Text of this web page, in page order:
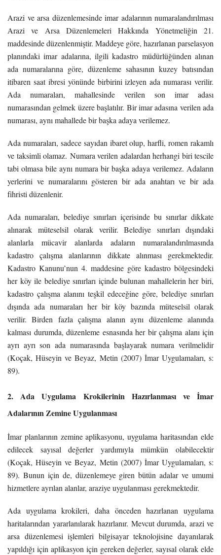
Arazi ve arsa düzenlemesinde imar adalarının numaralandırılması
Arazi ve Arsa Düzenlemeleri Hakkında Yönetmeliğin 21.
maddesinde düzenlenmiştir. Maddeye göre, hazırlanan parselasyon
planındaki imar adalarına, ilgili kadastro müdürlüğünden alınan
ada numaralarına göre, düzenleme sahasının kuzey batısından
itibaren saat ibresi yönünde birbirini izleyen ada numarası verilir.
Ada numaraları, mahallesinde verilen son imar adası
numarasından gelmek üzere başlatılır. Bir imar adasına verilen ada
numarası, aynı mahallede bir başka adaya verilemez.
Ada numaraları, sadece sayıdan ibaret olup, harfli, romen rakamlı
ve taksimli olamaz. Numara verilen adalardan herhangi biri tescile
tabi olmasa bile aynı numara bir başka adaya verilemez. Adaların
yerlerini ve numaralarını gösteren bir ada anahtarı ve bir ada
fihristi düzenlenir.
Ada numaraları, belediye sınırları içerisinde bu sınırlar dikkate
alınarak müteselsil olarak verilir. Belediye sınırları dışındaki
alanlarla mücavir alanlarda adaların numaralandırılmasında
kadastro çalışma alanlarının dikkate alınması gerekmektedir.
Kadastro Kanunu’nun 4. maddesine göre kadastro bölgesindeki
her köy ile belediye sınırları içinde bulunan mahallelerin her biri,
kadastro çalışma alanını teşkil edeceğine göre, belediye sınırları
dışında ada numaraları her bir köy bazında müteselsil olarak
verilir. Birden fazla çalışma alanın aynı düzenleme alanında
kalması durumda, düzenleme esnasında her bir çalışma alanı için
ayrı ayrı son ada numarasında başlayarak numara verilmelidir
(Koçak, Hüseyin ve Beyaz, Metin (2007) İmar Uygulamaları, s:
89).
2. Ada Uygulama Krokilerinin Hazırlanması ve İmar
Adalarının Zemine Uygulanması
İmar planlarının zemine aplikasyonu, uygulama haritasından elde
edilecek sayısal değerler yardımıyla mümkün olabilecektir
(Koçak, Hüseyin ve Beyaz, Metin (2007) İmar Uygulamaları, s:
89). Bunun için de, düzenlemeye giren bütün adalar ve umumi
hizmetlere ayrılan alanlar, araziye uygulanması gerekmektedir.
Ada uygulama krokileri, daha önceden hazırlanan uygulama
haritalarından yararlanılarak hazırlanır. Mevcut durumda, arazi ve
arsa düzenlemesi işlemleri bilgisayar teknolojisine dayanılarak
yapıldığı için aplikasyon için gereken değerler, sayısal olarak elde